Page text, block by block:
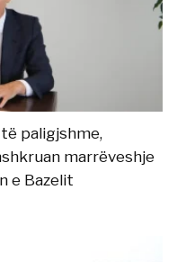
paligjshme,
marrëveshje
e Bazelit